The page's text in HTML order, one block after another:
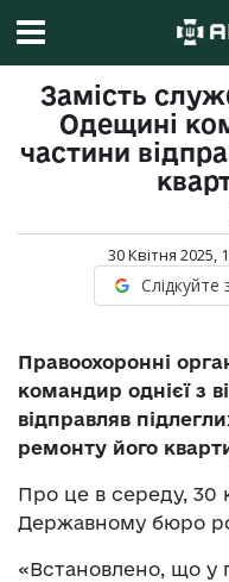
Замість
Одещині
частини
30 Квітня 2025,
Правоохоронні
командир однієї з
відправляв
ремонту його
Про це в середу, 30
Державному бюро
«Встановлено, що у